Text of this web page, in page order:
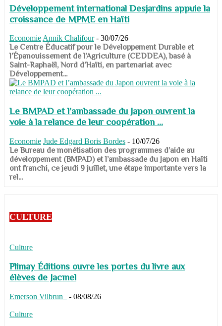
Développement international Desjardins appuie la
croissance de MPME en Haïti
Economie Annik Chalifour - 30/07/26
​​​​​​​Le Centre Éducatif pour le Développement Durable et
l’Épanouissement de l’Agriculture (CEDDEA), basé à
Saint-Raphaël, Nord d’Haïti, en partenariat avec
Développement...
Le BMPAD et l’ambassade du Japon ouvrent la
voie à la relance de leur coopération ...
Economie Jude Edgard Boris Bordes - 10/07/26
​​​​​​​Le Bureau de monétisation des programmes d’aide au
développement (BMPAD) et l’ambassade du Japon en Haïti
ont franchi, ce jeudi 9 juillet, une étape importante vers la
rel...
CULTURE
Culture
Plimay Éditions ouvre les portes du livre aux
élèves de Jacmel
Emerson Vilbrun - 08/08/26
Culture